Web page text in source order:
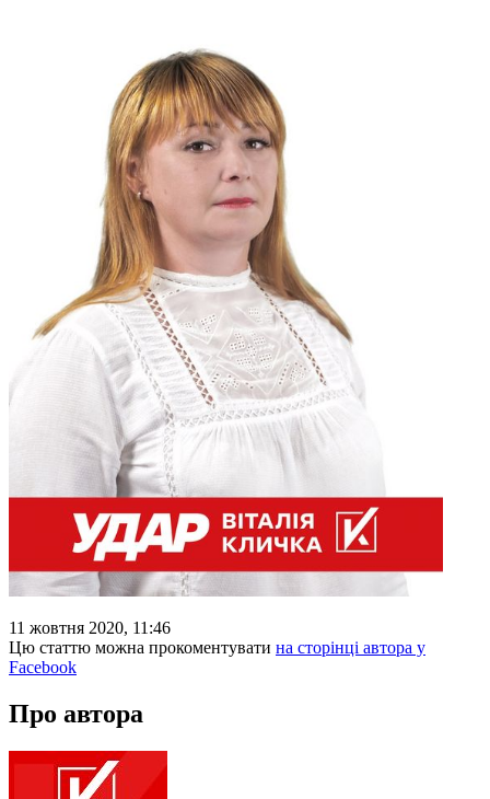
11 жовтня 2020, 11:46
Цю статтю можна прокоментувати на сторінці автора у
Facebook
Про автора